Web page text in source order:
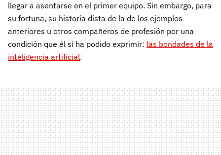
llegar a asentarse en el primer equipo. Sin embargo, para
su fortuna, su historia dista de la de los ejemplos
anteriores u otros compañeros de profesión por una
condición que él sí ha podido exprimir: las bondades de la
inteligencia artificial.